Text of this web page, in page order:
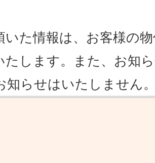
いた情報は、お客様の
たします。また、お知
知らせはいたしません